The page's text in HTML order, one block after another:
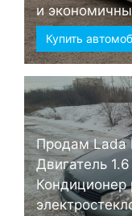
и
Купить
Продам Lada
Двигатель
Кондиционер